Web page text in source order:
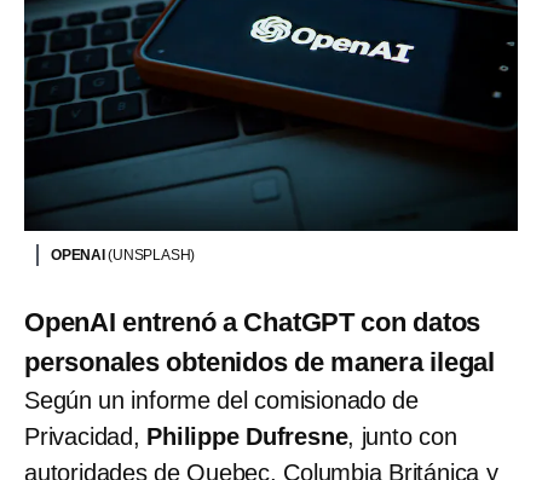
OPENAI(UNSPLASH)
OpenAI entrenó a ChatGPT con datos
personales obtenidos de manera ilegal
Según un informe del comisionado de
Privacidad, Philippe Dufresne, junto con
autoridades de Quebec, Columbia Británica y